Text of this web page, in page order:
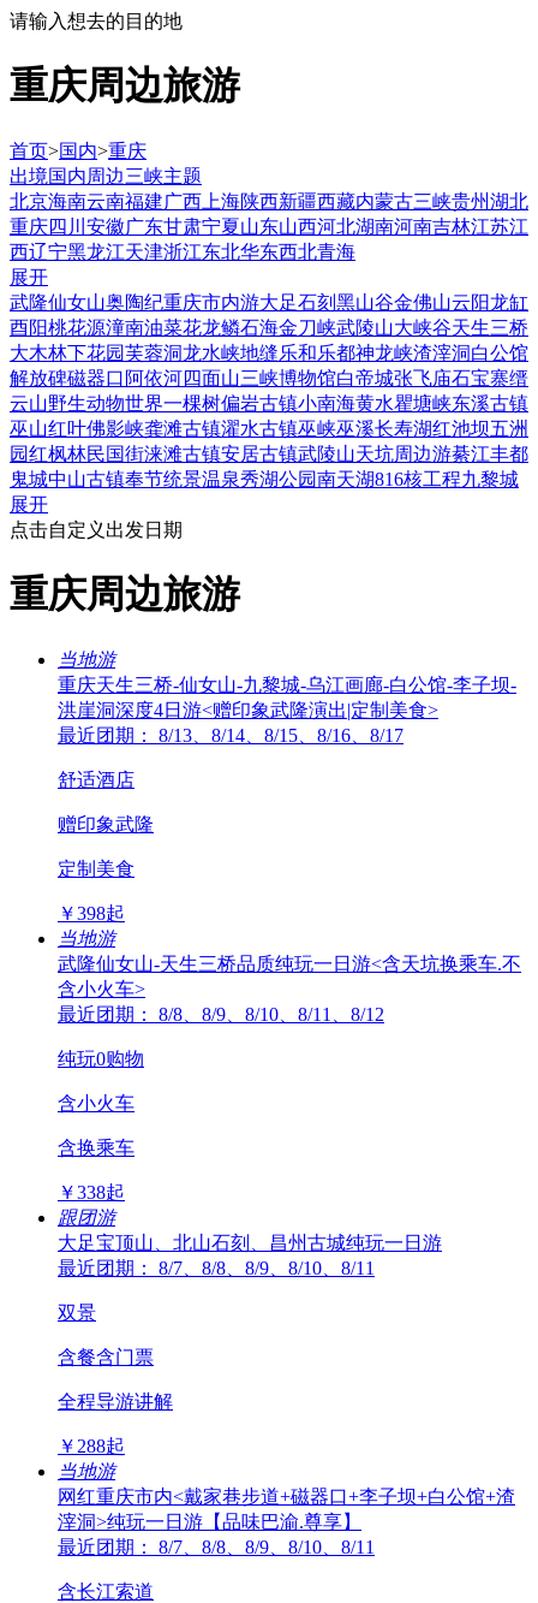
请输入想去的目的地
重庆周边旅游
首页>国内>重庆
出境国内周边三峡主题
北京海南云南福建广西 上海陕西新疆西藏内蒙古三峡贵州湖北
重庆四川 安徽广东甘肃宁夏山东山西河北湖南河南吉林江苏江
西辽宁黑龙江天津浙江东北华东西北青海
展开
武隆仙女山奥陶纪重庆市内游大足石刻 黑山谷金佛山云阳龙缸
酉阳桃花源潼南油菜花龙鳞石海金刀峡武陵山大峡谷天生三桥
大木林下花园芙蓉洞龙水峡地缝乐和乐都神龙峡渣滓洞白公馆
解放碑磁器口 阿依河四面山三峡博物馆白帝城张飞庙石宝寨缙
云山野生动物世界一棵树偏岩古镇小南海黄水瞿塘峡东溪古镇
巫山红叶佛影峡龚滩古镇濯水古镇巫峡巫溪长寿湖红池坝五洲
园红枫林民国街涞滩古镇安居古镇武陵山天坑周边游綦江丰都
鬼城中山古镇奉节统景温泉秀湖公园南天湖816核工程九黎城
展开
点击自定义出发日期
重庆周边旅游
当地游
重庆天生三桥-仙女山-九黎城-乌江画廊-白公馆-李子坝-
洪崖洞深度4日游<赠印象武隆演出|定制美食>
最近团期： 8/13、8/14、8/15、8/16、8/17
舒适酒店
赠印象武隆
定制美食
￥398起
当地游
武隆仙女山-天生三桥品质纯玩一日游<含天坑换乘车.不
含小火车>
最近团期： 8/8、8/9、8/10、8/11、8/12
纯玩0购物
含小火车
含换乘车
￥338起
跟团游
大足宝顶山、北山石刻、昌州古城纯玩一日游
最近团期： 8/7、8/8、8/9、8/10、8/11
双景
含餐含门票
全程导游讲解
￥ 288起
当地游
网红重庆市内<戴家巷步道+磁器口+李子坝+白公馆+渣
滓洞>纯玩一日游【品味巴渝.尊享】
最近团期： 8/7、8/8、8/9、8/10、8/11
含长江索道